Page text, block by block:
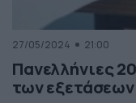
27/05/2024 21:00
Πανελλήνιες
των εξετάσεων